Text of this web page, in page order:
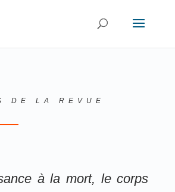
DE LA REVUE
à la mort, le corps